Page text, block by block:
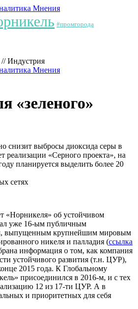
Мнения
#промгорода
// Индустрия
Мнения
«зеленого»
снизит выбросы диоксида серы в
реализации «Серного проекта», на
планируется выделить более 20
сетях
«Норникеля» об устойчивом
уже 16-ым публичным
выпущенным крупнейшим мировым
никеля и палладия (ссылка
информация о том, как компания
устойчивого развития (т.н. ЦУР),
2015 года. К Глобальному
присоединился в 2016-м, и с тех
12 из 17-ти ЦУР. А в
и приоритетных для себя